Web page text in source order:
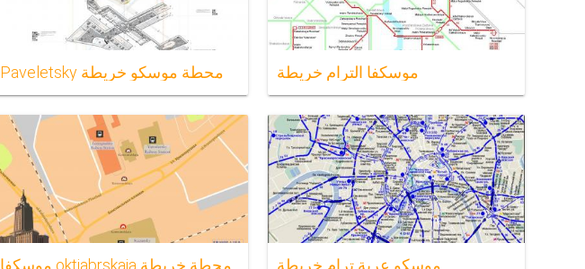
Paveletsky محطة موسكو خريطة موسكفا الترام خريطة
موسكفا oktiabrskaia محطة خريطة موسكو عربة ترام خريطة